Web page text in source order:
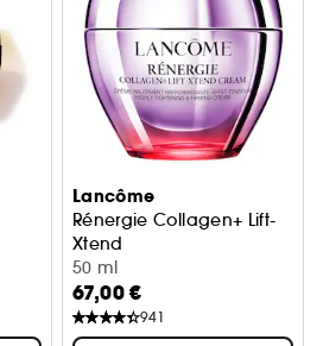
Lancôme
Rénergie Collagen+ Lift-
Xtend
Crema
50 ml
67,00 €
941